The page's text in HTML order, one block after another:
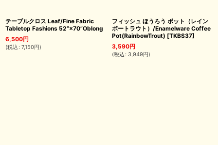
テーブルクロス Leaf/Fine Fabric
Tabletop Fashions 52”×70”Oblong
6,500円
(税込 : 7,150円)
フィッシュ ほうろう ポット（レイン
ボートラウト）/Enamelware Coffee
Pot(RainbowTrout) [TKBS37]
3,590円
(税込 : 3,949円)